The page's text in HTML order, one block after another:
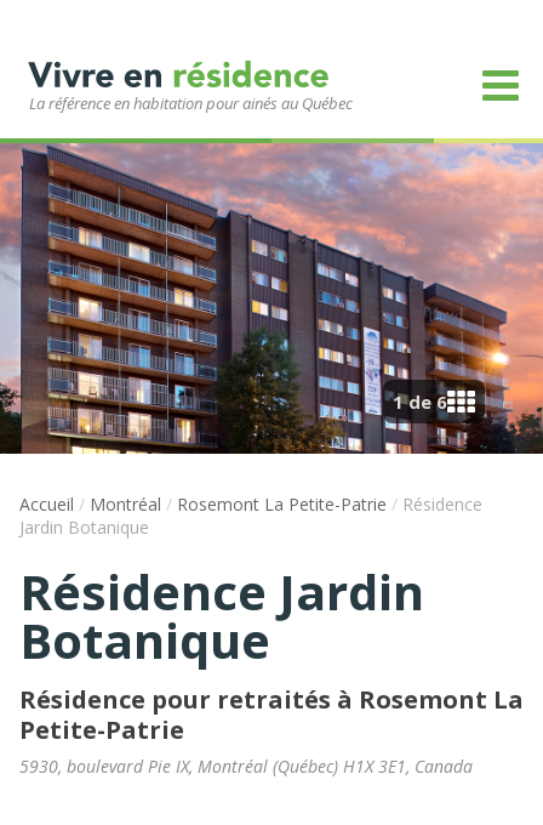
La référence en habitation pour ainés au Québec
1 de 6
Accueil / Montréal / Rosemont La Petite-Patrie / Résidence
Jardin Botanique
Résidence Jardin
Botanique
Résidence pour retraités à Rosemont La
Petite-Patrie
5930, boulevard Pie IX, Montréal (Québec) H1X 3E1, Canada